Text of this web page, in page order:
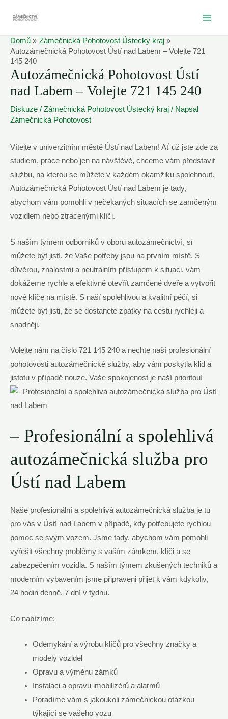
Domů
Zámečnická Pohotovost Ústecký kraj
Autozámečnická Pohotovost Ústí nad Labem – Volejte 721
145 240
Autozámečnická Pohotovost Ústí
nad Labem – Volejte 721 145 240
Diskuze / Zámečnická Pohotovost Ústecký kraj / Napsal
Zámečnická Pohotovost
Vítejte v univerzitním městě Ústí nad Labem! Ať už jste zde za
studiem, práce nebo jen na návštěvě, chceme vám představit
službu, na kterou se můžete v každém okamžiku spolehnout.
Autozámečnická Pohotovost Ústí nad Labem je tady,
abychom vám pomohli v nečekaných situacích se zamčeným
vozidlem nebo ztracenými klíči.
S naším týmem odborníků v oboru autozámečnictví, si
můžete být jistí, že Vaše potřeby jsou na prvním místě. S
důvěrou, znalostmi a neutrálním přístupem k situaci, vám
dokážeme rychle a efektivně otevřít zamčené dveře a vytvořit
nové klíče na místě. S naší spolehlivou a kvalitní péčí, si
můžete být jisti, že se dostanete zpátky na cestu rychleji a
snadněji.
Volejte nám na číslo 721 145 240 a nechte naší profesionální
pohotovosti autozámečnické služby, aby vám poskytla klid a
jistotu v případě nouze. Vaše spokojenost je naší prioritou!
– Profesionální a spolehlivá
autozámečnická služba pro
Ústí nad Labem
Naše profesionální a spolehlivá autozámečnická služba je tu
pro vás v Ústí nad Labem v případě, kdy potřebujete rychlou
pomoc se svým vozem. Jsme tady, abychom vám pomohli
vyřešit všechny problémy s vaším zámkem, klíči a se
zabezpečením vozidla. S naším týmem zkušených techniků a
moderním vybavením jsme připraveni přijet k vám kdykoliv,
24 hodin denně, 7 dní v týdnu.
Co nabízíme:
Odemykání a výrobu klíčů pro všechny značky a
modely vozidel
Opravu a výměnu zámků
Instalaci a opravu imobilizérů a alarmů
Poradíme vám s jakoukoli zámečnickou otázkou
týkající se vašeho vozu